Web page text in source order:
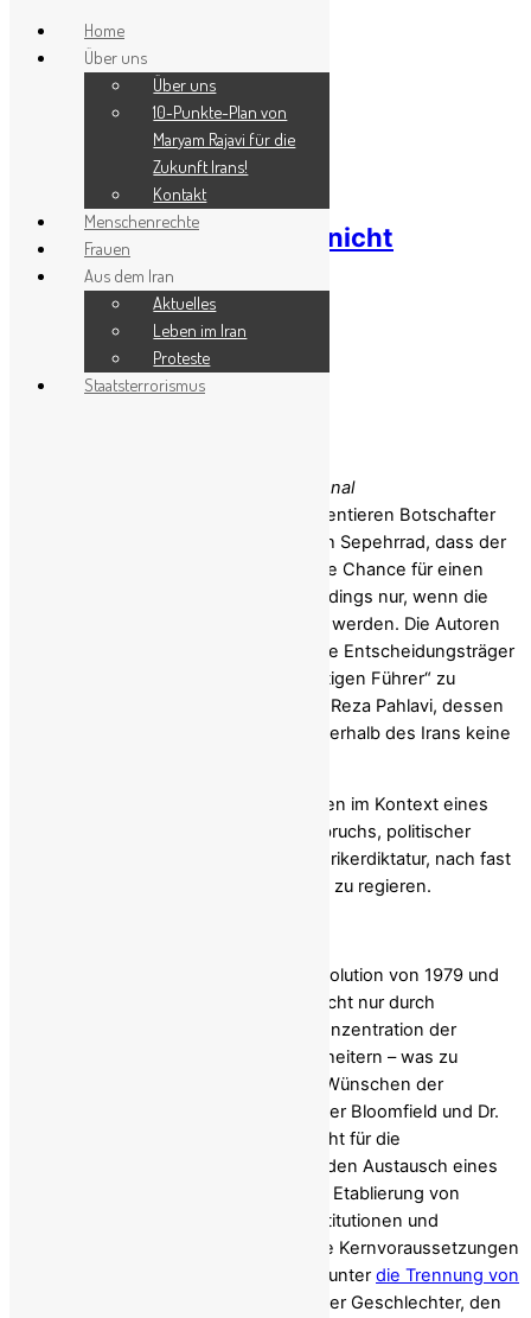
Skip to content
Warum sich 1979 im Iran nicht
wiederholen darf!
Share
„The National
veröffentlichten Studie argumentieren Botschafter
Lincoln P. Bloomfield Jr. und Dr. Ramesh Sepehrrad, dass der
andauernde Aufstand im Iran eine echte Chance für einen
demokratischen Wandel darstellt – allerdings nur, wenn die
Fehler der Geschichte nicht wiederholt werden. Die Autoren
warnen westliche Medien und politische Entscheidungsträger
davor, voreilig einen einzelnen „zukünftigen Führer“ zu
ernennen, insbesondere Exilanten wie Reza Pahlavi, dessen
Behauptungen eines Volksmandats innerhalb des Irans keine
Der Artikel verortet die heutigen Unruhen im Kontext eines
schweren wirtschaftlichen Zusammenbruchs, politischer
Repression und der Unfähigkeit der Klerikerdiktatur, nach fast
fünf Jahrzehnten an der Macht effektiv zu regieren.
Die Autoren ziehen Lehren aus der Revolution von 1979 und
warnen davor, dass Revolutionen oft nicht nur durch
Repression, sondern auch durch die Konzentration der
Legitimität auf eine einzelne Person scheitern – was zu
autoritären Ergebnissen führt, die den Wünschen der
Bevölkerung widersprechen. Botschafter Bloomfield und Dr.
Sepehrrad betonen, dass die Iraner nicht für die
Wiedereinführung der Monarchie oder den Austausch eines
Machthabers kämpfen, sondern für die Etablierung von
Volkssouveränität, demokratischen Institutionen und
garantierten Rechten. Sie skizzieren die Kernvoraussetzungen
für einen glaubwürdigen Übergang, darunter die Trennung von
, die Gleichstellung der Geschlechter, den
Home
Über uns
Über uns
10-Punkte-Plan von
Maryam Rajavi für die
Zukunft Irans!
Kontakt
Menschenrechte
Frauen
Aus dem Iran
Aktuelles
Leben im Iran
Proteste
Staatsterrorismus